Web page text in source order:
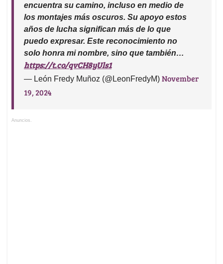
encuentra su camino, incluso en medio de
los montajes más oscuros. Su apoyo estos
años de lucha significan más de lo que
puedo expresar. Este reconocimiento no
solo honra mi nombre, sino que también…
https://t.co/qvCH8yUls1
— León Fredy Muñoz (@LeonFredyM) November
19, 2024
Anuncios.